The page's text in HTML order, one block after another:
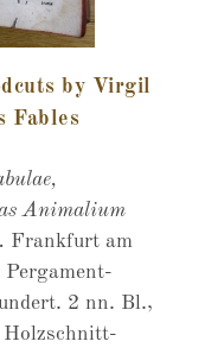
by Virgil
Fables
Animalium
Frankfurt am
2 nn. Bl.,